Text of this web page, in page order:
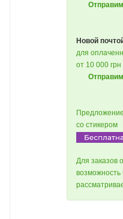
Новой
для
от 10 000 грн
со стикером
Для заказов
возможность